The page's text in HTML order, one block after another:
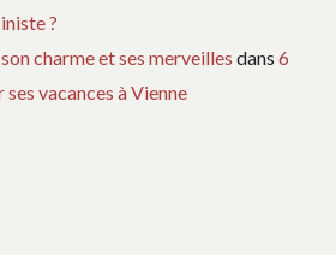
?
charme et ses merveilles dans 6
vacances à Vienne